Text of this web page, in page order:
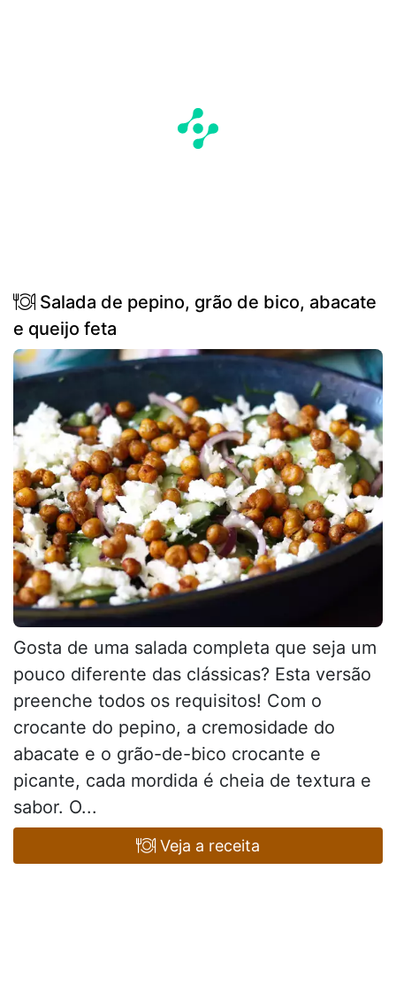
Salada de pepino, grão de bico, abacate
e queijo feta
Gosta de uma salada completa que seja um
pouco diferente das clássicas? Esta versão
preenche todos os requisitos! Com o
crocante do pepino, a cremosidade do
abacate e o grão-de-bico crocante e
picante, cada mordida é cheia de textura e
sabor. O...
Veja a receita